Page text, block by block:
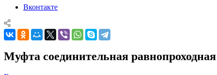
Вконтакте
Муфта соединительная